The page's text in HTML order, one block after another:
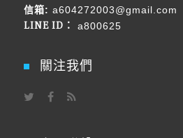
信箱: a604272003@gmail.com
LINE ID： a800625
關注我們